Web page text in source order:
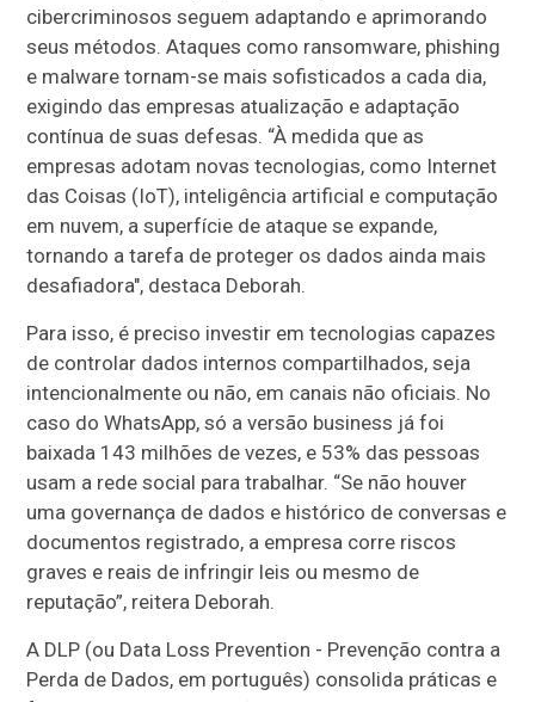
cibercriminosos seguem adaptando e aprimorando
seus métodos. Ataques como ransomware, phishing
e malware tornam-se mais sofisticados a cada dia,
exigindo das empresas atualização e adaptação
contínua de suas defesas. “À medida que as
empresas adotam novas tecnologias, como Internet
das Coisas (IoT), inteligência artificial e computação
em nuvem, a superfície de ataque se expande,
tornando a tarefa de proteger os dados ainda mais
desafiadora", destaca Deborah.
Para isso, é preciso investir em tecnologias capazes
de controlar dados internos compartilhados, seja
intencionalmente ou não, em canais não oficiais. No
caso do WhatsApp, só a versão business já foi
baixada 143 milhões de vezes, e 53% das pessoas
usam a rede social para trabalhar. “Se não houver
uma governança de dados e histórico de conversas e
documentos registrado, a empresa corre riscos
graves e reais de infringir leis ou mesmo de
reputação”, reitera Deborah.
A DLP (ou Data Loss Prevention - Prevenção contra a
Perda de Dados, em português) consolida práticas e